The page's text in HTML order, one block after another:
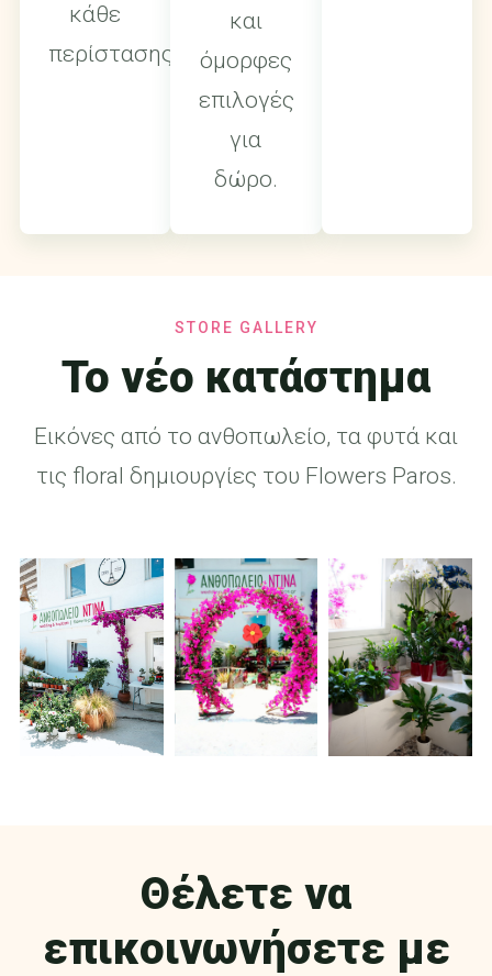
κάθε
περίστασης.
και
όμορφες
επιλογές
για
δώρο.
STORE GALLERY
Το νέο κατάστημα
Εικόνες από το ανθοπωλείο, τα φυτά και
τις floral δημιουργίες του Flowers Paros.
Θέλετε να
επικοινωνήσετε με